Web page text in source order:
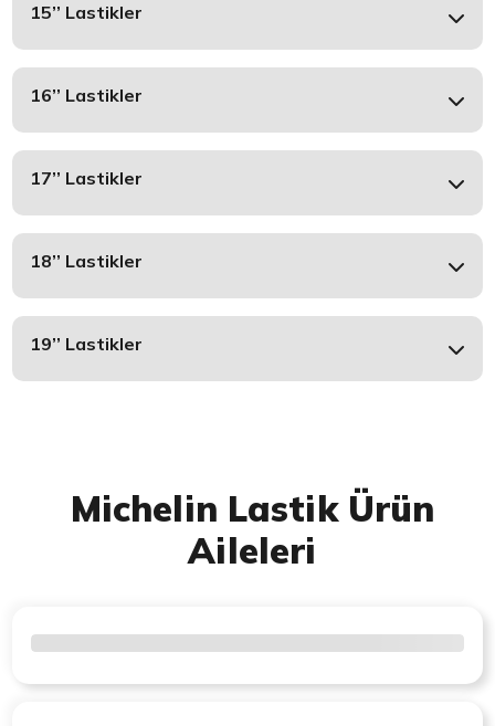
15’’ Lastikler
16’’ Lastikler
17’’ Lastikler
18’’ Lastikler
19’’ Lastikler
Michelin Lastik Ürün
Aileleri